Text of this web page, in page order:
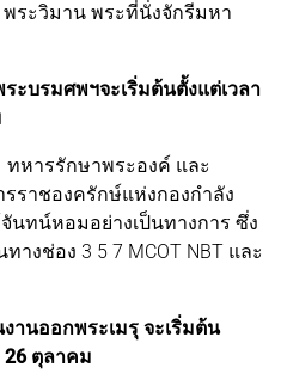
ระวิมาน พระที่นั่งจักรีมหา
ะบรมศพฯจะเริ่มต้นตั้งแต่เวลา
หารรักษาพระองค์ และ
ราชองครักษ์แห่งกองกำลัง
นทน์หอมอย่างเป็นทางการ ซึ่ง
งช่อง 3 5 7 MCOT NBT และ
านออกพระเมรุ จะเริ่มต้น
26 ตุลาคม